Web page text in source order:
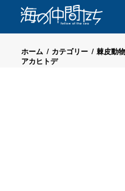
ホーム / カテゴリー / 棘皮動
アカヒトデ